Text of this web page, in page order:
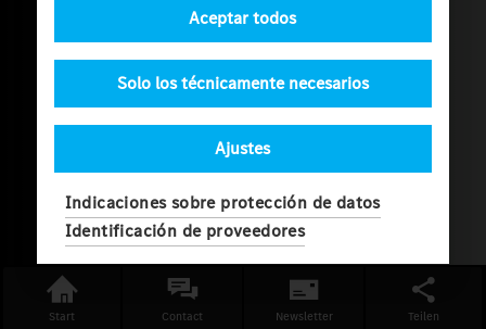
Ajustes
Solo los técnicamente necesarios
Aceptar todos
Indicaciones sobre protección de datos
Identificación de proveedores
Start Contact Newsletter Teilen